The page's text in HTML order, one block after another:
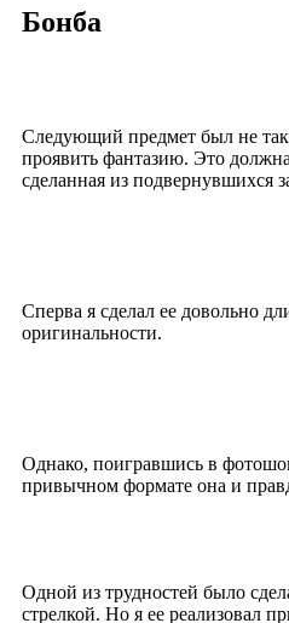
Бонба
Следующий предмет был не
проявить фантазию. Это
сделанная из подвернувшихся
Сперва я сделал ее довольно
оригинальности.
Однако, поигравшись в
привычном формате она и
Одной из трудностей было
стрелкой. Но я ее реализовал